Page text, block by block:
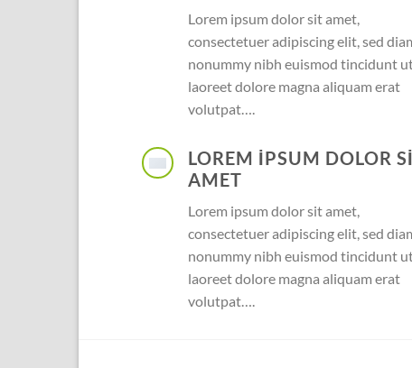
Lorem ipsum dolor sit amet,
consectetuer adipiscing elit, sed
nonummy nibh euismod tincidunt
laoreet dolore magna aliquam erat
volutpat….
LOREM IPSUM DOLOR
AMET
Lorem ipsum dolor sit amet,
consectetuer adipiscing elit, sed
nonummy nibh euismod tincidunt
laoreet dolore magna aliquam erat
volutpat….